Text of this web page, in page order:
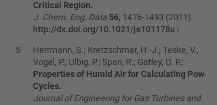
Critical Region.
J. Chem. Eng. Data 56, 1476-1493 (2011).
http://dx.doi.org/10.1021/je101178u
5
Herrmann, S.; Kretzschmar, H.-J.; Teske, V.;
Vogel, P.; Ulbig, P.; Span, R.; Gatley, D. P.:
Properties of Humid Air for Calculating Power
Cycles.
Journal of Engineering for Gas Turbines and